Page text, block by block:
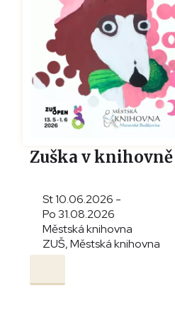
Zuška v knihovně
St 10.06.2026 -
Po 31.08.2026
Městská knihovna
ZUŠ, Městská knihovna